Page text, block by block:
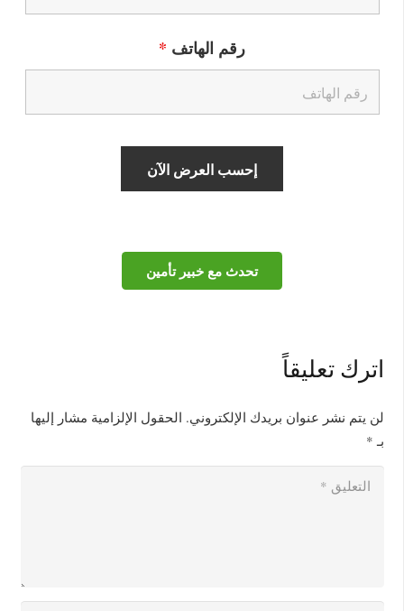
رقم الهاتف *
تحدث مع خبير تأمين
اترك تعليقاً
لن يتم نشر عنوان بريدك الإلكتروني. الحقول الإلزامية مشار إليها
بـ *